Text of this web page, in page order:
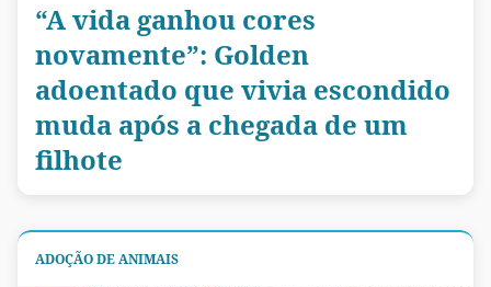
“A vida ganhou cores
novamente”: Golden
adoentado que vivia escondido
muda após a chegada de um
filhote
ADOÇÃO DE ANIMAIS